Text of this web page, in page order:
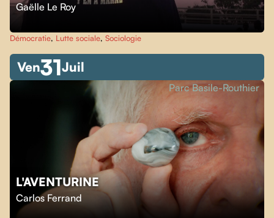
Gaëlle Le Roy
Démocratie, Lutte sociale, Sociologie
Ven31Juil
L'AVENTURINE
Carlos Ferrand
Parc Basile-Routhier